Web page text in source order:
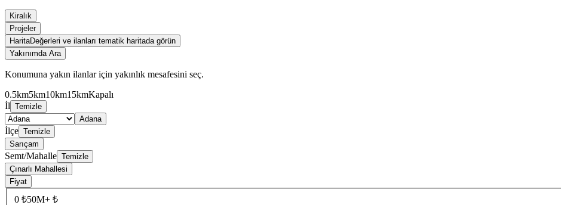
Kiralık
Projeler
HaritaDeğerleri ve ilanları tematik haritada görün
Yakınımda Ara
Konumuna yakın ilanlar için yakınlık mesafesini seç.
0.5km5km10km15kmKapalı
İl Temizle
Adana
İlçe Temizle
Sarıçam
Semt/Mahalle Temizle
Çınarlı Mahallesi
Fiyat
0 ₺50M+ ₺